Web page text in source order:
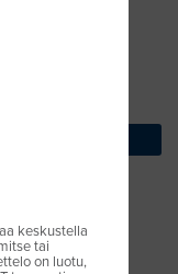
keskustella
tai
on luotu,